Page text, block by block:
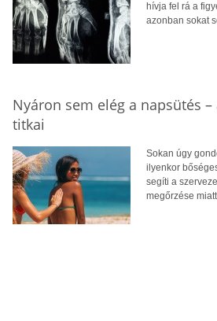
hívja fel rá a
azonban sokat
Nyáron sem elég a napsütés
titkai
Sokan úgy
ilyenkor
segíti a
megőrzése